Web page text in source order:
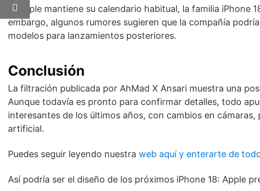
Si Apple mantiene su calendario habitual, la familia
embargo, algunos rumores sugieren que la compañía
modelos para lanzamientos posteriores.
Conclusión
La filtración publicada por AhMad X Ansari muestra una
Aunque todavía es pronto para confirmar detalles, todo
interesantes de los últimos años, con cambios en
artificial.
Puedes seguir leyendo nuestra web aquí y enterarte de
Así podría ser el diseño de los próximos iPhone 18: Apple